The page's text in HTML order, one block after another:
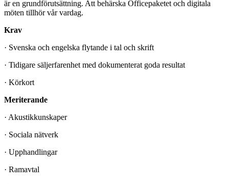
är en grundförutsättning. Att behärska Officepaketet och digitala
möten tillhör vår vardag.
Krav
· Svenska och engelska flytande i tal och skrift
· Tidigare säljerfarenhet med dokumenterat goda resultat
· Körkort
Meriterande
· Akustikkunskaper
· Sociala nätverk
· Upphandlingar
· Ramavtal